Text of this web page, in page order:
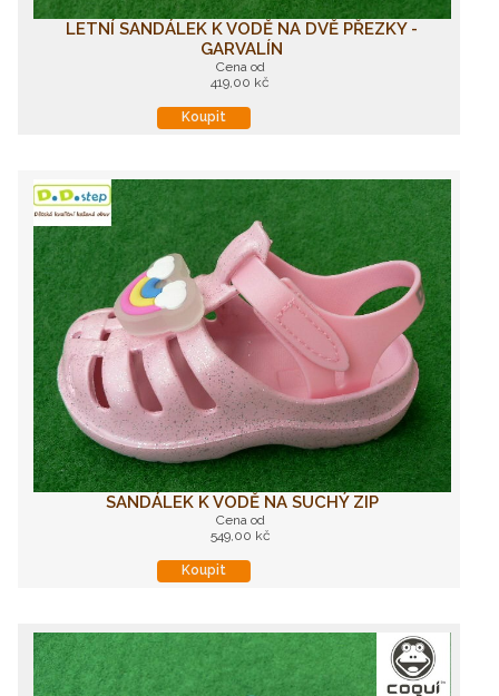
LETNÍ SANDÁLEK K VODĚ NA DVĚ PŘEZKY -
GARVALÍN
Cena od
419,00 kč
Koupit
SANDÁLEK K VODĚ NA SUCHÝ ZIP
Cena od
549,00 kč
Koupit